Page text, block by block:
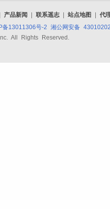
产品新闻 联系遥志 站点地图
代
备13011306号-2 湘公网安备
All Rights Reserved.